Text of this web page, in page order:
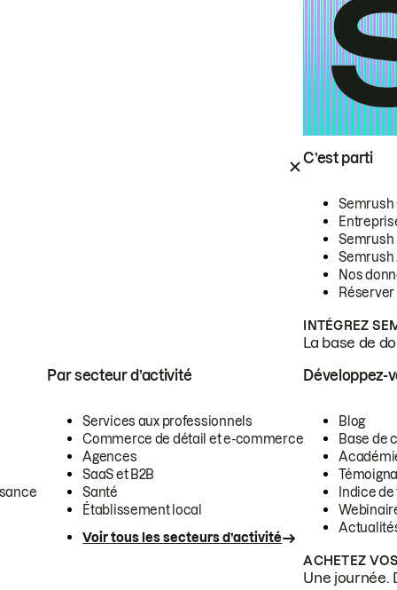
C’est parti
Semrush
Semrush
Semrush
Nos
INTÉGREZ
La base de
Par secteur d’activité
Services aux professionnels
Commerce de détail et e-commerce
Agences
SaaS et B2B
Santé
Établissement local
Voir tous les secteurs d’activité
Développez-
Blog
Base de
Indice
ACHETEZ
Une journée.